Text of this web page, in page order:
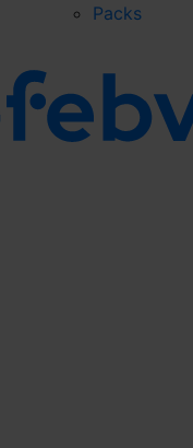
Packs